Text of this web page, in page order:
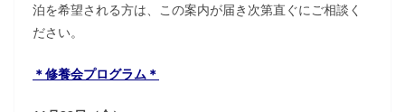
泊を希望される方は、この案内が届き次第直ぐにご相談く
ださい。
＊修養会プログラム＊